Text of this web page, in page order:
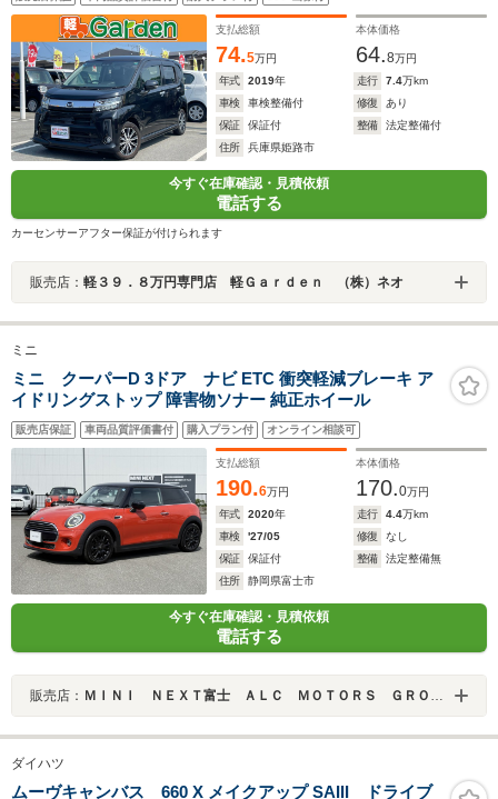
ー&プッシュスタート・ベンチシート・ルームクリーニン
支払総額
74.5万円
本体価格
64.8万円
年式
2019年 走行 7.4万km
車検
車検整備付 修復
あり
保証
保証付 整備
法定整備付
住所
兵庫県姫路市
今すぐ在庫確認・見積依頼
電話する
カーセンサーアフター保証が付けられます
販売店： 軽３９．８万円専門店 軽Ｇａｒｄｅｎ （株）ネオ
ミニ
ミニ クーパーD 3ドア ナビ ETC 衝突軽減ブレーキ ア
イドリングストップ 障害物ソナー 純正ホイール
販売店保証 車両品質評価書付 購入プラン付 オンライン相談可
支払総額
190.6万円
本体価格
170.0万円
年式
2020年 走行 4.4万km
車検
'27/05 修復
なし
保証
保証付 整備
法定整備無
住所
静岡県富士市
今すぐ在庫確認・見積依頼
電話する
販売店： ＭＩＮＩ ＮＥＸＴ富士 ＡＬＣ ＭＯＴＯＲＳ ＧＲＯＵＰ
ダイハツ
ムーヴキャンバス 660 X メイクアップ SAIII ドライブ